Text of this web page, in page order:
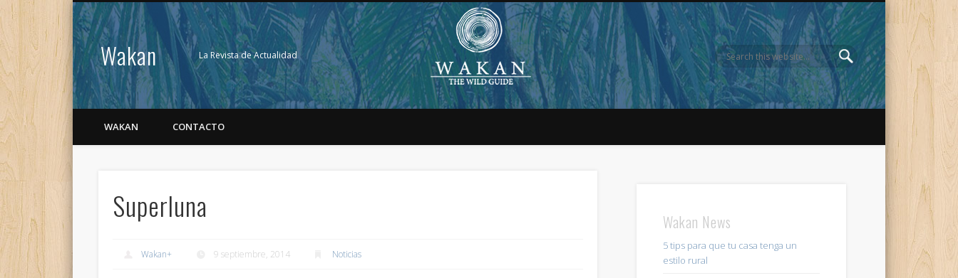
Wakan La Revista de Actualidad
WAKAN CONTACTO
Superluna
Wakan+ 9 septiembre, 2014 Noticias
Wakan News
5 tips para que tu casa tenga un
estilo rural